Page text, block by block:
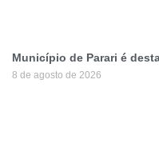
Município de Parari é
8 de agosto de 2026